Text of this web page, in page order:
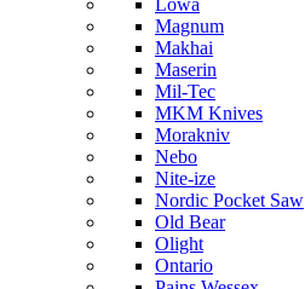
Lowa
Magnum
Makhai
Maserin
Mil-Tec
MKM Knives
Morakniv
Nebo
Nite-ize
Nordic Pocket Saw
Old Bear
Olight
Ontario